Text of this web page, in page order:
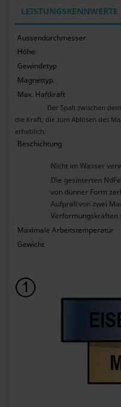
LEISTUNGSKENNWERTE
Aussendurchmesser
Höhe
Gewindetyp
Magnettyp
Max. Haftkraft
Der Spalt zwischen dem
die Kraft, die zum Ablösen des
erheblich.
Beschichtung
Nicht im Wasser
Die gesinterten
von dünner Form
Aufprall von zwei
Verformungskräften
Maximale Arbeitstemperatur
Gewicht